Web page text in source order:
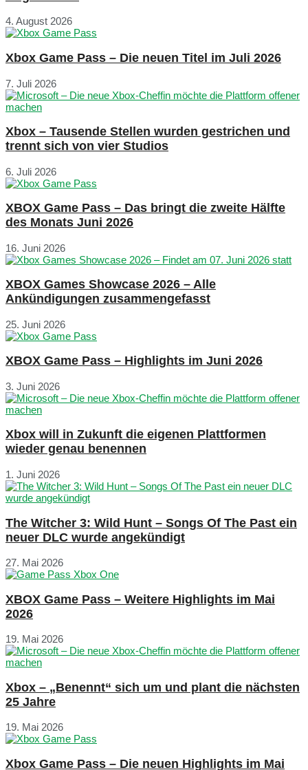
4. August 2026
Xbox Game Pass – Die neuen Titel im Juli 2026
7. Juli 2026
Xbox – Tausende Stellen wurden gestrichen und
trennt sich von vier Studios
6. Juli 2026
XBOX Game Pass – Das bringt die zweite Hälfte
des Monats Juni 2026
16. Juni 2026
XBOX Games Showcase 2026 – Alle
Ankündigungen zusammengefasst
25. Juni 2026
XBOX Game Pass – Highlights im Juni 2026
3. Juni 2026
Xbox will in Zukunft die eigenen Plattformen
wieder genau benennen
1. Juni 2026
The Witcher 3: Wild Hunt – Songs Of The Past ein
neuer DLC wurde angekündigt
27. Mai 2026
XBOX Game Pass – Weitere Highlights im Mai
2026
19. Mai 2026
Xbox – „Benennt“ sich um und plant die nächsten
25 Jahre
19. Mai 2026
Xbox Game Pass – Die neuen Highlights im Mai